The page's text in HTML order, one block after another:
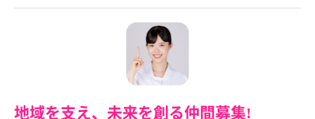
地域を支え、未来を創る仲間募集!